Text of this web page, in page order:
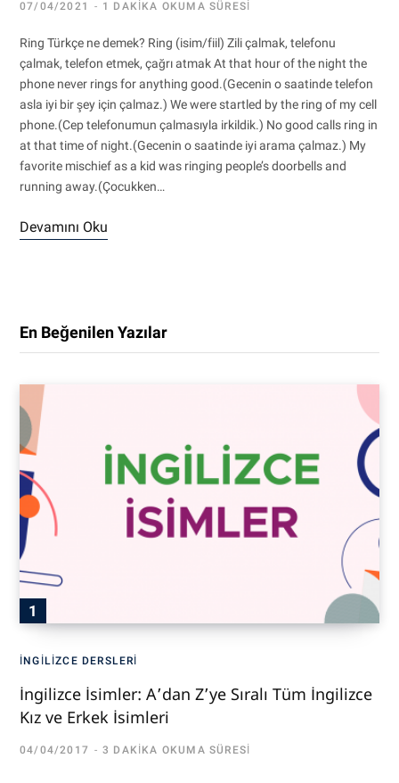
07/04/2021 1 DAKIKA OKUMA SÜRESI
Ring Türkçe ne demek? Ring (isim/fiil) Zili çalmak, telefonu
çalmak, telefon etmek, çağrı atmak At that hour of the night the
phone never rings for anything good.(Gecenin o saatinde telefon
asla iyi bir şey için çalmaz.) We were startled by the ring of my cell
phone.(Cep telefonumun çalmasıyla irkildik.) No good calls ring in
at that time of night.(Gecenin o saatinde iyi arama çalmaz.) My
favorite mischief as a kid was ringing people’s doorbells and
running away.(Çocukken…
Devamını Oku
En Beğenilen Yazılar
İNGILIZCE DERSLERI
İngilizce İsimler: A’dan Z’ye Sıralı Tüm İngilizce
Kız ve Erkek İsimleri
04/04/2017 3 DAKIKA OKUMA SÜRESI